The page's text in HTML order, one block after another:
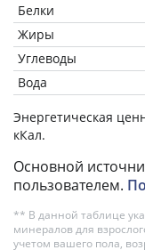
Белки
Жиры
Углеводы
Вода
Энергетическая
кКал.
Основной
пользователем.
** В данной таблице
минералов для
учетом вашего пола,